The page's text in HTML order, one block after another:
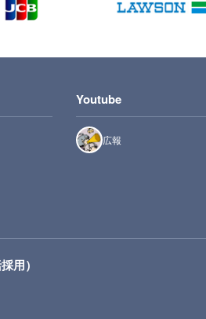
Youtube
広報
用）